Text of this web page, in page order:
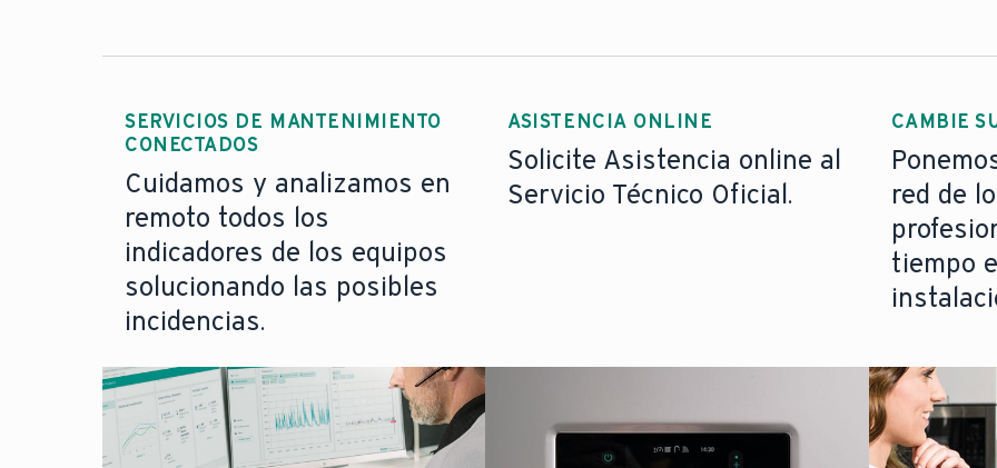
SERVICIOS DE MANTENIMIENTO
CONECTADOS
Cuidamos y analizamos en
remoto todos los
indicadores de los equipos
solucionando las posibles
incidencias.
ASISTENCIA ONLINE
Solicite Asistencia online al
Servicio Técnico Oficial.
CAMBIE
red de
tiempo